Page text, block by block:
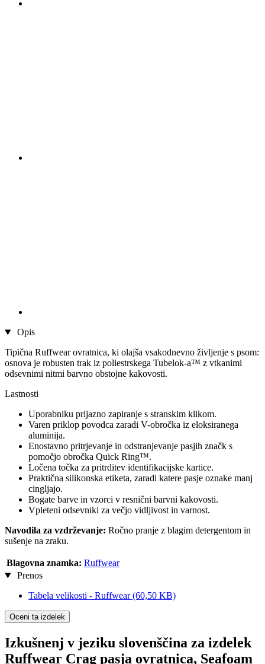
Opis
Tipična Ruffwear ovratnica, ki olajša vsakodnevno življenje s psom:
osnova je robusten trak iz poliestrskega Tubelok-a™ z vtkanimi
odsevnimi nitmi barvno obstojne kakovosti.
Lastnosti
Uporabniku prijazno zapiranje s stranskim klikom.
Varen priklop povodca zaradi V-obročka iz eloksiranega
aluminija.
Enostavno pritrjevanje in odstranjevanje pasjih značk s
pomočjo obročka Quick Ring™.
Ločena točka za pritrditev identifikacijske kartice.
Praktična silikonska etiketa, zaradi katere pasje oznake manj
cingljajo.
Bogate barve in vzorci v resnični barvni kakovosti.
Vpleteni odsevniki za večjo vidljivost in varnost.
Navodila za vzdrževanje: Ročno pranje z blagim detergentom in
sušenje na zraku.
Blagovna znamka: Ruffwear
Prenos
Tabela velikosti - Ruffwear(60,50 KB)
Oceni ta izdelek
Izkušnenj v jeziku slovenščina za izdelek
Ruffwear Crag pasja ovratnica, Seafoam